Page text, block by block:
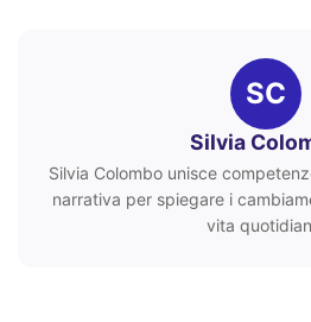
SC
Silvia
Silvia Colombo unisce
narrativa per spiegare i
vita